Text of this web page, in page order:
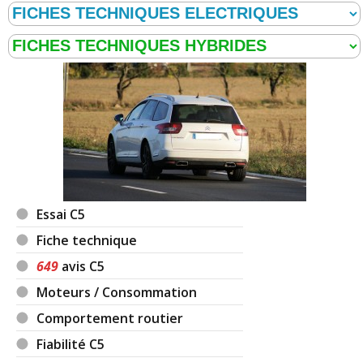
Essai C5
Fiche technique
649 avis C5
Moteurs / Consommation
Comportement routier
Fiabilité C5